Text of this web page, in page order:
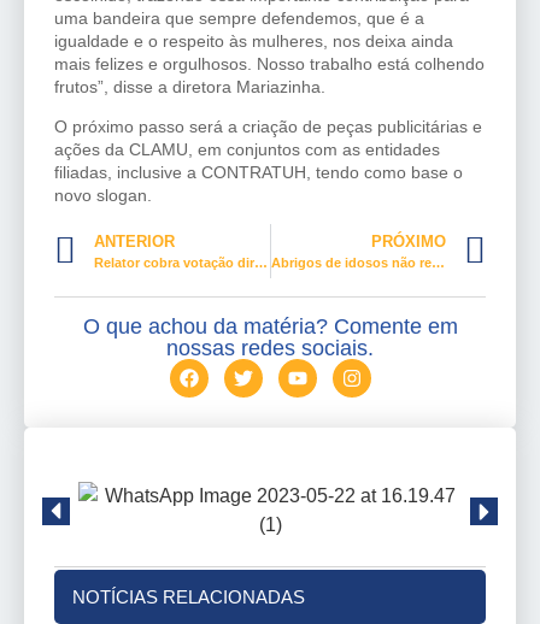
uma bandeira que sempre defendemos, que é a
igualdade e o respeito às mulheres, nos deixa ainda
mais felizes e orgulhosos. Nosso trabalho está colhendo
frutos”, disse a diretora Mariazinha.
O próximo passo será a criação de peças publicitárias e
ações da CLAMU, em conjuntos com as entidades
filiadas, inclusive a CONTRATUH, tendo como base o
novo slogan.
ANTERIOR
Relator cobra votação diretamente em Plenário de proposta que combate supersalários
PRÓXIMO
Abrigos de idosos não receberam nada do orçamento contra covid já liberado
O que achou da matéria? Comente em
nossas redes sociais.
NOTÍCIAS RELACIONADAS